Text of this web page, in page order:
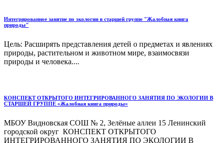
Интегрированное занятие по экологии в старшей группе "Жалобная книга
природы"
Цель: Расширять представления детей о предметах и явлениях
природы, растительном и животном мире, взаимосвязи
природы и человека....
КОНСПЕКТ ОТКРЫТОГО ИНТЕГРИРОВАННОГО ЗАНЯТИЯ ПО ЭКОЛОГИИ В
СТАРШЕЙ ГРУППЕ «Жалобная книга природы»
МБОУ Видновская СОШ № 2, Зелёные аллеи 15 Ленинский
городской округ КОНСПЕКТ ОТКРЫТОГО
ИНТЕГРИРОВАННОГО ЗАНЯТИЯ ПО ЭКОЛОГИИ В